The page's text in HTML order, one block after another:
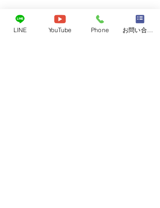
最新記事 すべて表示
LINE YouTube Phone お問い合わせフォーム